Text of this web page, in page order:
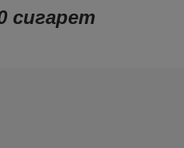
сигарет